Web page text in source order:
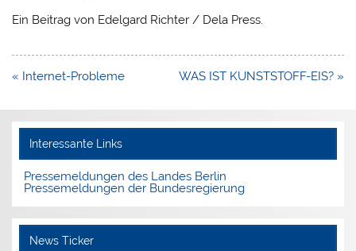
Ein Beitrag von Edelgard Richter / Dela Press.
Beitragsnavigation
« Internet-Probleme WAS IST KUNSTSTOFF-EIS? »
Interessante Links
Pressemeldungen des Landes Berlin
Pressemeldungen der Bundesregierung
News Ticker